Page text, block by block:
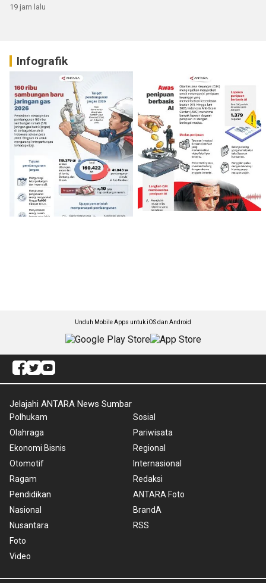
19 jam lalu
Infografik
Unduh Mobile Apps untuk iOS dan Android
Jelajahi ANTARA News Sumbar
Polhukam
Olahraga
Ekonomi Bisnis
Otomotif
Ragam
Pendidikan
Nasional
Nusantara
Foto
Video
Sosial
Pariwisata
Regional
Internasional
Redaksi
ANTARA Foto
BrandA
RSS